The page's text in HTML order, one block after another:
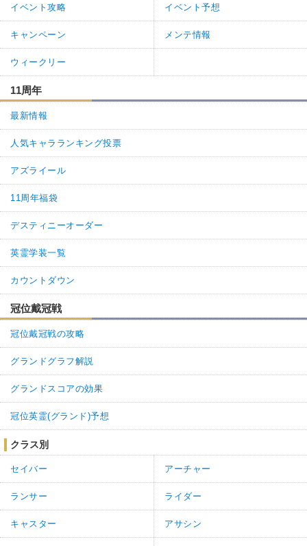
イベント攻略 イベント予想
キャンペーン メンテ情報
ウィークリー
11周年
最新情報
人気キャラランキング投票
アズライール
11周年福袋
デスティニーオーダー
英霊学装一覧
カウントダウン
冠位戴冠戦
冠位戴冠戦の攻略
グランドグラフ解説
グランドスコアの効果
冠位英霊(グランド)予想
クラス別
セイバー アーチャー
ランサー ライダー
キャスター アサシン